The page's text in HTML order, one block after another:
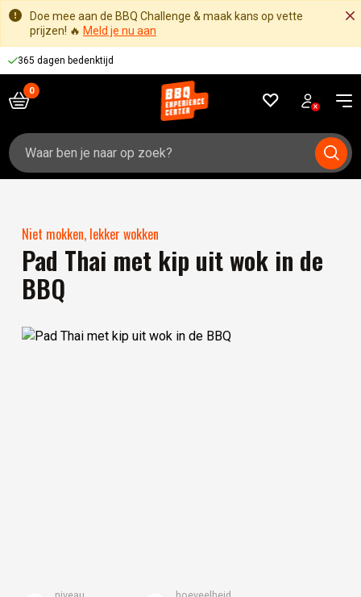
Doe mee aan de BBQ Challenge & maak kans op vette
prijzen! 🔥 Meld je nu aan
365 dagen bedenktijd
Zoeken
naar:
Niet mokken, lekker wokken
Pad Thai met kip uit wok in de
BBQ